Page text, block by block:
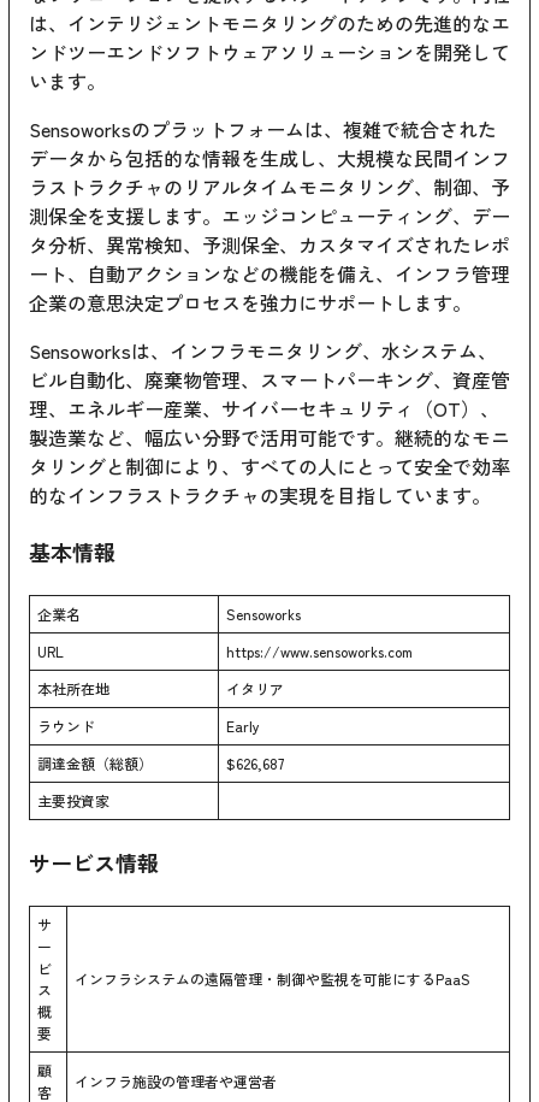
は、インテリジェントモニタリングのための先進的なエ
ンドツーエンドソフトウェアソリューションを開発して
います。
Sensoworksのプラットフォームは、複雑で統合された
データから包括的な情報を生成し、大規模な民間インフ
ラストラクチャのリアルタイムモニタリング、制御、予
測保全を支援します。エッジコンピューティング、デー
タ分析、異常検知、予測保全、カスタマイズされたレポ
ート、自動アクションなどの機能を備え、インフラ管理
企業の意思決定プロセスを強力にサポートします。
Sensoworksは、インフラモニタリング、水システム、
ビル自動化、廃棄物管理、スマートパーキング、資産管
理、エネルギー産業、サイバーセキュリティ（OT）、
製造業など、幅広い分野で活用可能です。継続的なモニ
タリングと制御により、すべての人にとって安全で効率
的なインフラストラクチャの実現を目指しています。
基本情報
企業名
Sensoworks
URL
https://www.sensoworks.com
本社所在地
イタリア
ラウンド
Early
調達金額（総額）
$626,687
主要投資家
サービス情報
サ
ー
ビ
ス
概
要
インフラシステムの遠隔管理・制御や監視を可能にするPaaS
顧
客
インフラ施設の管理者や運営者